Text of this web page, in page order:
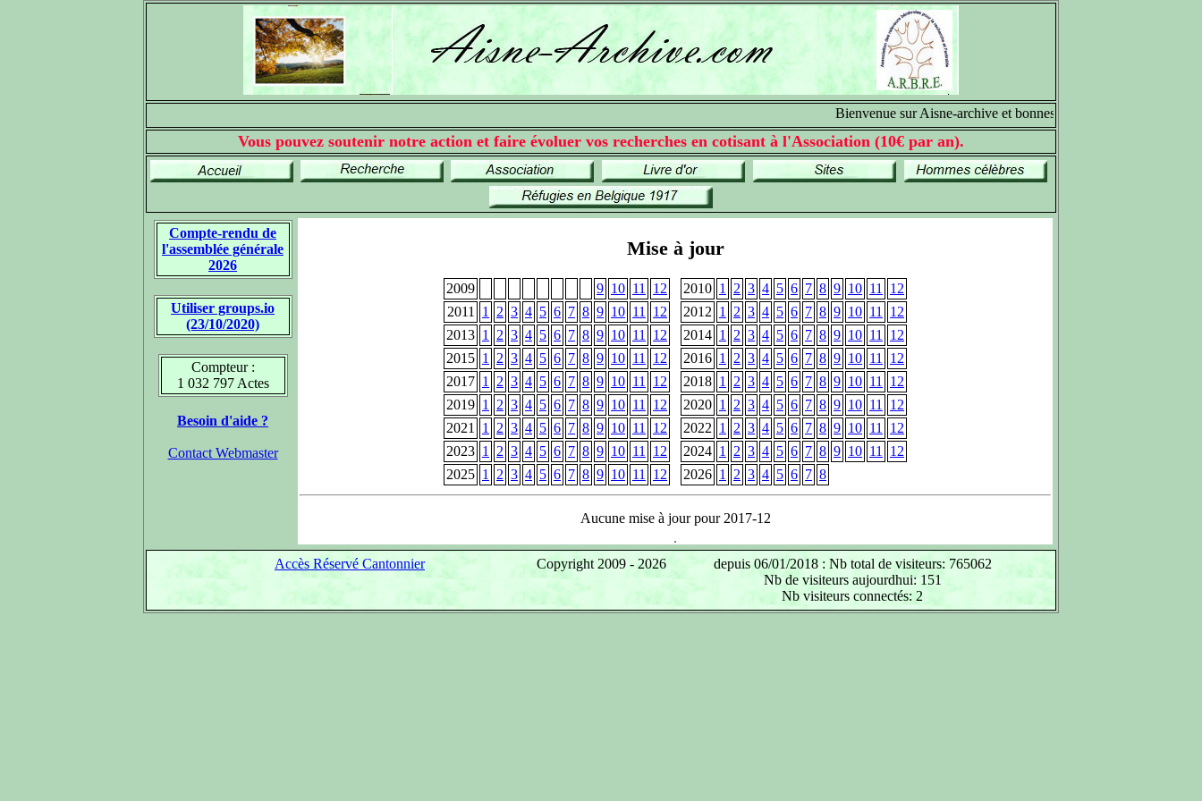
Bienvenue sur Aisne-archive et bonnes recherches généalogiques
Vous pouvez soutenir notre action et faire évoluer vos recherches en cotisant à l'Association (10€ par an).
Compte-rendu de
l'assemblée générale
2026
Utiliser groups.io
(23/10/2020)
Compteur :
1 032 797 Actes
Besoin d'aide ?
Contact Webmaster
Mise à jour
2009 9 10 11 12 2010 1 2 3 4 5 6 7 8 9 10 11
12
2011
1 2 3 4 5 6 7 8 9 10 11 12 2012 1 2 3 4 5 6 7 8 9 10 11
12
2013 1 2 3 4 5 6 7 8 9 10 11 12 2014 1 2 3 4 5 6 7 8 9 10 11
12
2015 1 2 3 4 5 6 7 8 9 10 11 12 2016 1 2 3 4 5 6 7 8 9 10 11
12
2017 1 2 3 4 5 6 7 8 9 10 11 12 2018 1 2 3 4 5 6 7 8 9 10 11
12
2019 1 2 3 4 5 6 7 8 9 10 11 12 2020 1 2 3 4 5 6 7 8 9 10 11
12
2021
1 2 3 4 5 6 7 8 9 10 11 12 2022 1 2 3 4 5 6 7 8 9 10 11
12
2023 1 2 3 4 5 6 7 8 9 10 11 12 2024 1 2 3 4 5 6 7 8 9 10 11
12
2025 1 2 3 4 5 6 7 8 9 10 11 12 2026 1 2 3 4 5 6 7 8
Aucune mise à jour pour 2017-12
Accès Réservé Cantonnier Copyright 2009 - 2026
depuis 06/01/2018 : Nb total de visiteurs: 765062
Nb de visiteurs aujourdhui: 151
Nb visiteurs connectés: 2